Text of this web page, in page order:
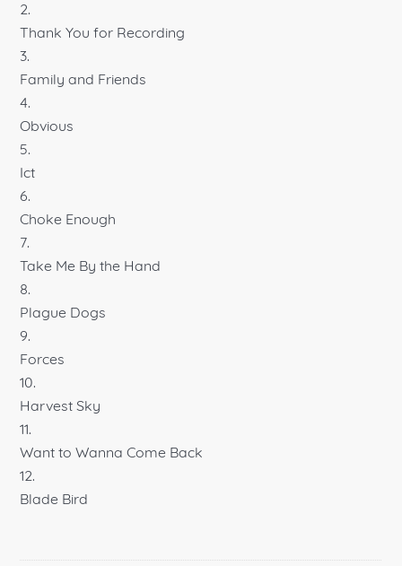
Thank You for Recording
Family and Friends
Obvious
Ict
Choke Enough
Take Me By the Hand
Plague Dogs
Forces
Harvest Sky
Want to Wanna Come Back
Blade Bird